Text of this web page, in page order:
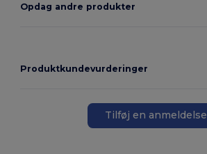
Opdag andre produkter
Produktkundevurderinger
Tilføj en anmeldelse